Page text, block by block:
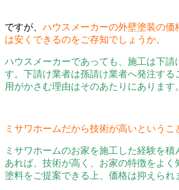
ですが、 ハウスメーカーの外壁塗装の価
は安くできるのをご存知でしょうか。
ハウスメーカーであっても、施工は下請
す。下請け業者は孫請け業者へ発注する
用がかさむ理由はそのあたりにあります。
ミサワホームだから技術が高いというこ
ミサワホームのお家を施工した経験を
あれば、技術が高く、お家の特徴をよく
塗料をご提案できる上、価格は抑えられ